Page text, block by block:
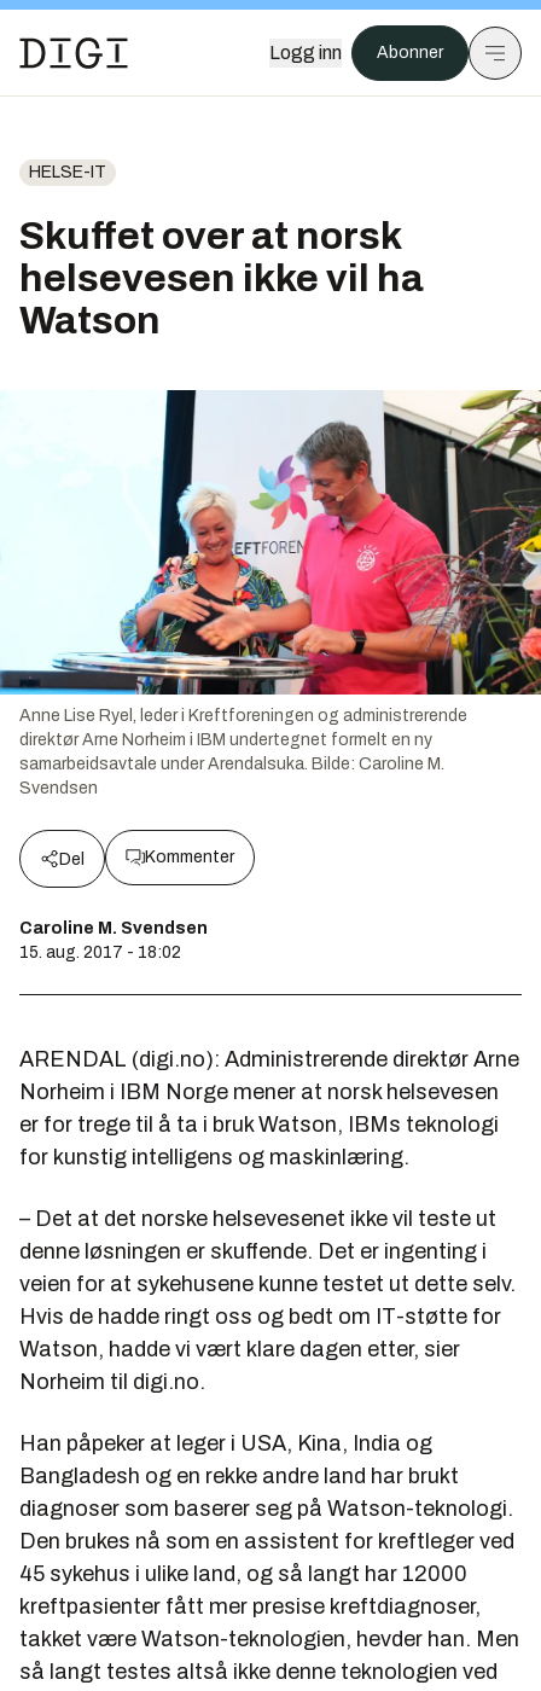
Logg inn Abonner
HELSE-IT
Skuffet over at norsk
helsevesen ikke vil ha
Watson
Anne Lise Ryel, leder i Kreftforeningen og administrerende
direktør Arne Norheim i IBM undertegnet formelt en ny
samarbeidsavtale under Arendalsuka. Bilde: Caroline M.
Svendsen
Del Kommenter
Caroline M. Svendsen
15. aug. 2017 - 18:02
ARENDAL (digi.no): Administrerende direktør Arne
Norheim i IBM Norge mener at norsk helsevesen
er for trege til å ta i bruk Watson, IBMs teknologi
for kunstig intelligens og maskinlæring.
– Det at det norske helsevesenet ikke vil teste ut
denne løsningen er skuffende. Det er ingenting i
veien for at sykehusene kunne testet ut dette selv.
Hvis de hadde ringt oss og bedt om IT-støtte for
Watson, hadde vi vært klare dagen etter, sier
Norheim til digi.no.
Han påpeker at leger i USA, Kina, India og
Bangladesh og en rekke andre land har brukt
diagnoser som baserer seg på Watson-teknologi.
Den brukes nå som en assistent for kreftleger ved
45 sykehus i ulike land, og så langt har 12000
kreftpasienter fått mer presise kreftdiagnoser,
takket være Watson-teknologien, hevder han. Men
så langt testes altså ikke denne teknologien ved